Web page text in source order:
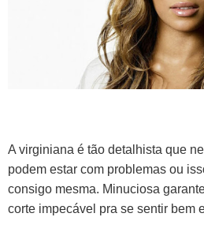
A virginiana é tão detalhista que
podem estar com problemas ou
consigo mesma. Minuciosa
corte impecável pra se sentir bem